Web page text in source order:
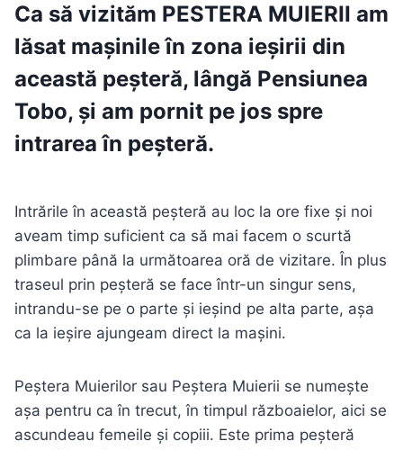
Ca să vizităm PESTERA MUIERII am
lăsat mașinile în zona ieșirii din
această peșteră, lângă Pensiunea
Tobo, și am pornit pe jos spre
intrarea în peșteră.
Intrările în această peșteră au loc la ore fixe și noi
aveam timp suficient ca să mai facem o scurtă
plimbare până la următoarea oră de vizitare. În plus
traseul prin peșteră se face într-un singur sens,
intrandu-se pe o parte și ieșind pe alta parte, așa
ca la ieșire ajungeam direct la mașini.
Peștera Muierilor sau Peștera Muierii se numește
așa pentru ca în trecut, în timpul războaielor, aici se
ascundeau femeile și copiii. Este prima peșteră